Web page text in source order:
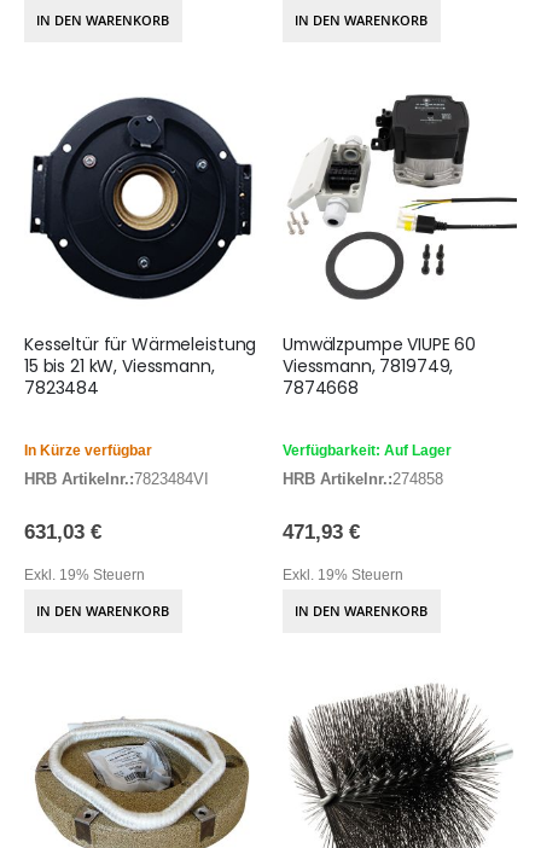
IN DEN WARENKORB IN DEN WARENKORB
Kesseltür für Wärmeleistung
15 bis 21 kW, Viessmann,
7823484
In Kürze verfügbar
HRB Artikelnr.:7823484VI
631,03 €
Exkl. 19% Steuern
IN DEN WARENKORB
Umwälzpumpe VIUPE 60
Viessmann, 7819749,
7874668
Verfügbarkeit: Auf Lager
HRB Artikelnr.:274858
471,93 €
Exkl. 19% Steuern
IN DEN WARENKORB